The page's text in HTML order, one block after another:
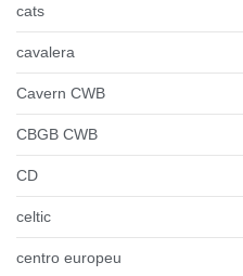
cats
cavalera
Cavern CWB
CBGB CWB
CD
celtic
centro europeu